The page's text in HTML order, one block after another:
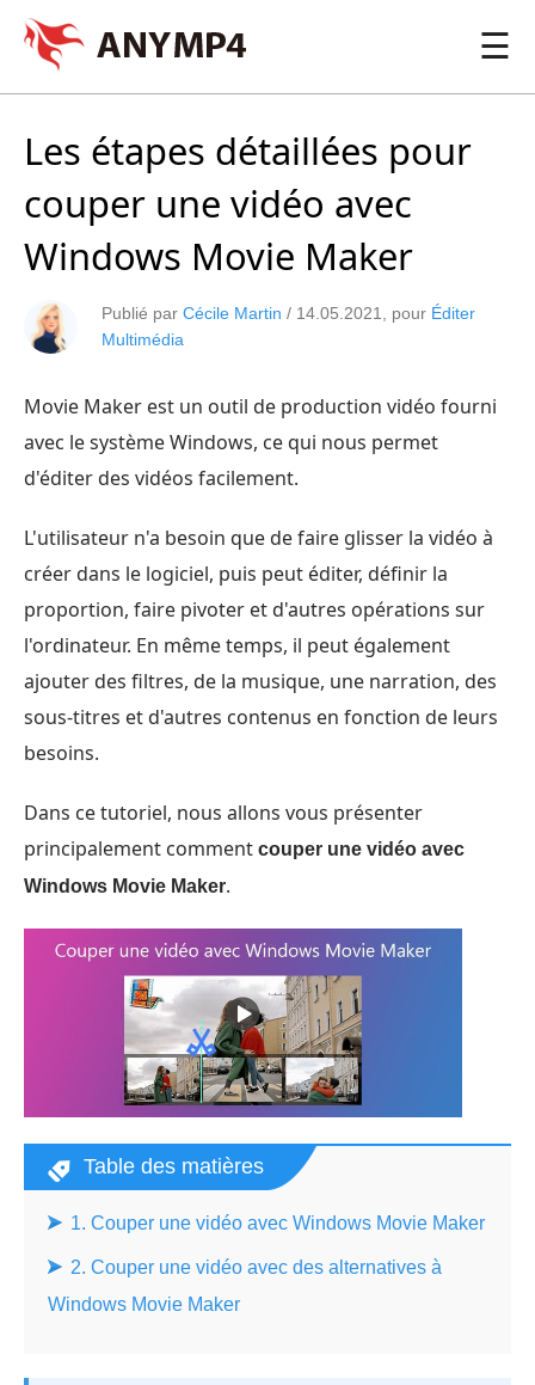
☰
Les étapes détaillées pour
couper une vidéo avec
Windows Movie Maker
Publié par Cécile Martin / 14.05.2021 , pour Éditer
Multimédia
Movie Maker est un outil de production vidéo fourni
avec le système Windows, ce qui nous permet
d'éditer des vidéos facilement.
L'utilisateur n'a besoin que de faire glisser la vidéo à
créer dans le logiciel, puis peut éditer, définir la
proportion, faire pivoter et d'autres opérations sur
l'ordinateur. En même temps, il peut également
ajouter des filtres, de la musique, une narration, des
sous-titres et d'autres contenus en fonction de leurs
besoins.
Dans ce tutoriel, nous allons vous présenter
principalement comment couper une vidéo avec
Windows Movie Maker.
Table des matières
1. Couper une vidéo avec Windows Movie Maker
2. Couper une vidéo avec des alternatives à
Windows Movie Maker